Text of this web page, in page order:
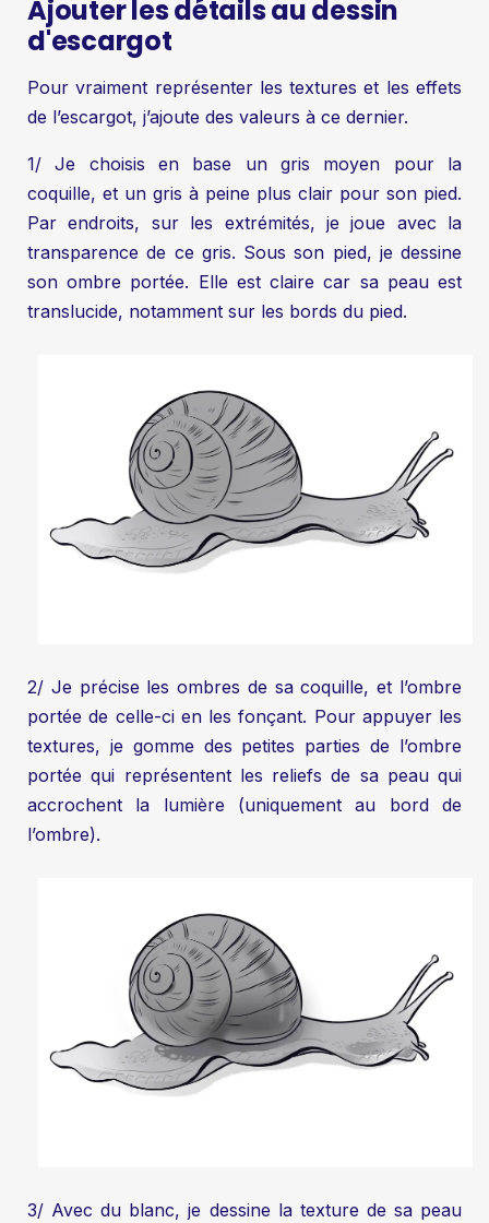
Ajouter les détails au dessin
d'escargot
Pour vraiment représenter les textures et les effets
de l’escargot, j’ajoute des valeurs à ce dernier.
1/ Je choisis en base un gris moyen pour la
coquille, et un gris à peine plus clair pour son pied.
Par endroits, sur les extrémités, je joue avec la
transparence de ce gris. Sous son pied, je dessine
son ombre portée. Elle est claire car sa peau est
translucide, notamment sur les bords du pied.
2/ Je précise les ombres de sa coquille, et l’ombre
portée de celle-ci en les fonçant. Pour appuyer les
textures, je gomme des petites parties de l’ombre
portée qui représentent les reliefs de sa peau qui
accrochent la lumière (uniquement au bord de
l’ombre).
3/ Avec du blanc, je dessine la texture de sa peau